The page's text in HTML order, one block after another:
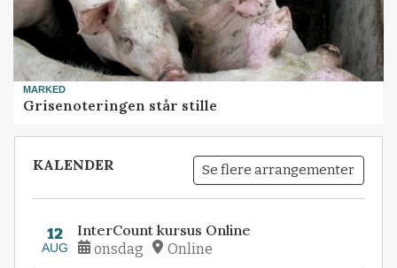
MARKED
Grisenoteringen står stille
KALENDER Se flere arrangementer
12
AUG
InterCount kursus Online
onsdag Online